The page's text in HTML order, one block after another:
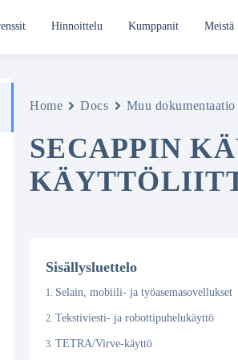
Hälyttäminen
Tilannekeskus
Yksintyöskentelyn turva
Hinnoittelu Kumppanit Meistä
Home Docs Muu dokumentaatio
SECAPPIN
Sisällysluettelo
Selain, mobiili- ja työasemasovellukset
Tekstiviesti- ja robottipuhelukäyttö
TETRA/Virve-käyttö